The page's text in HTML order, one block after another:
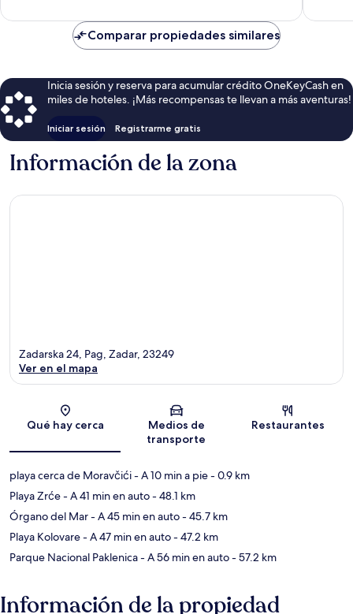
Comparar propiedades similares
Inicia sesión y reserva para acumular crédito OneKeyCash en
miles de hoteles. ¡Más recompensas te llevan a más aventuras!
Iniciar sesión Registrarme gratis
Información de la zona
Sección del mapa
Zadarska 24, Pag, Zadar, 23249
Ver en el mapa
Qué hay cerca
Medios de
transporte
Restaurantes
playa cerca de Moravčići- A 10 min a pie- 0.9 km
Playa Zrće- A 41 min en auto- 48.1 km
Órgano del Mar- A 45 min en auto- 45.7 km
Playa Kolovare- A 47 min en auto- 47.2 km
Parque Nacional Paklenica- A 56 min en auto- 57.2 km
Información de la propiedad